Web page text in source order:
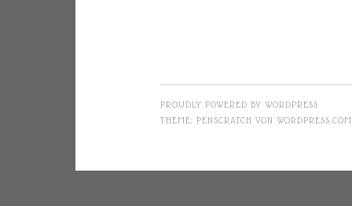
PROUDLY POWERED BY WORDPRESS
THEME: PENSCRATCH VON WORDPRESS.COM